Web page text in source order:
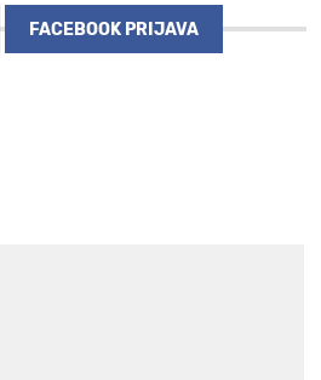
FACEBOOK PRIJAVA